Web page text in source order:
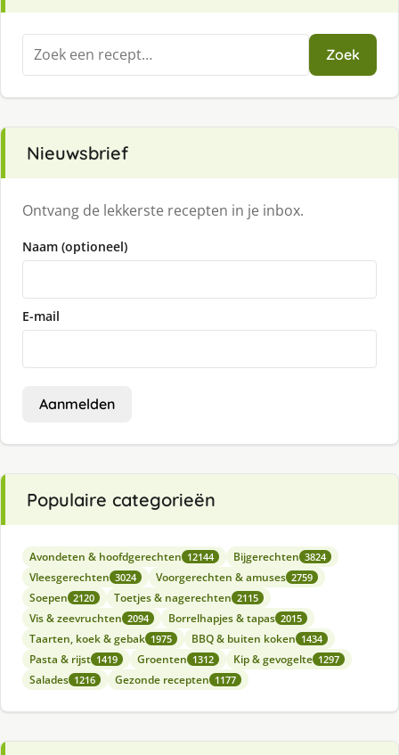
Zoeken
naar:
Zoek
Nieuwsbrief
Ontvang de lekkerste recepten in je inbox.
Naam (optioneel)
E-mail
Aanmelden
Populaire categorieën
Avondeten & hoofdgerechten 12144 Bijgerechten 3824
Vleesgerechten 3024 Voorgerechten & amuses 2759
Soepen 2120 Toetjes & nagerechten 2115
Vis & zeevruchten 2094 Borrelhapjes & tapas 2015
Taarten, koek & gebak 1975 BBQ & buiten koken 1434
Pasta & rijst 1419 Groenten 1312 Kip & gevogelte 1297
Salades 1216 Gezonde recepten 1177